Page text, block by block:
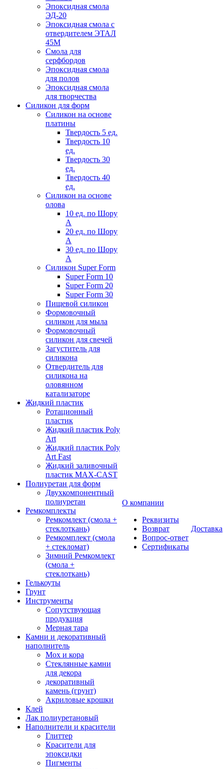
Эпоксидная смола
ЭД-20
Эпоксидная смола с
отвердителем ЭТАЛ
45М
Смола для
серфбордов
Эпоксидная смола
для полов
Эпоксидная смола
для творчества
Силикон для форм
Силикон на основе
платины
Твердость 5 ед.
Твердость 10
ед.
Твердость 30
ед.
Твердость 40
ед.
Силикон на основе
олова
10 ед. по Шору
А
20 ед. по Шору
А
30 ед. по Шору
А
Силикон Super Form
Super Form 10
Super Form 20
Super Form 30
Пищевой силикон
Формовочный
силикон для мыла
Формовочный
силикон для свечей
Загуститель для
силикона
Отвердитель для
силикона на
оловянном
катализаторе
Жидкий пластик
Ротационный
пластик
Жидкий пластик Poly
Art
Жидкий пластик Poly
Art Fast
Жидкий заливочный
пластик MAX-CAST
Полиуретан для форм
Двухкомпонентный
полиуретан
Ремкомплекты
Ремкомлект (смола +
стеклоткань)
Ремкомплект (смола
+ стекломат)
Зимний Ремкомлект
(смола +
стеклоткань)
Гелькоуты
Грунт
Инструменты
Сопутствующая
продукция
Мерная тара
Камни и декоративный
наполнитель
Мох и кора
Стеклянные камни
для декора
декоративный
камень (грунт)
Акриловые крошки
Клей
Лак полиуретановый
Наполнители и красители
Глиттер
Красители для
эпоксидки
Пигменты
О компании
Реквизиты
Возврат
Вопрос-ответ
Сертификаты
Доставка